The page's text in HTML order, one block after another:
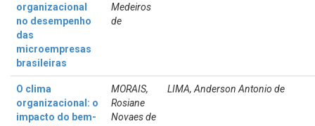
organizacional
no desempenho
das
microempresas
brasileiras
Medeiros
de
O clima
organizacional: o
impacto do bem-
MORAIS,
Rosiane
Novaes de
LIMA, Anderson Antonio de